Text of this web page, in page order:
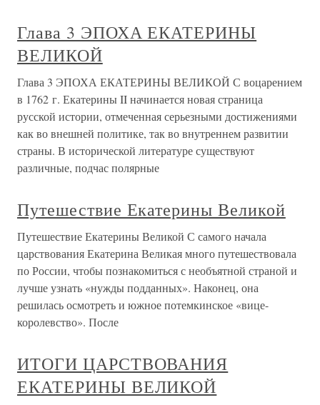
Глава 3 ЭПОХА ЕКАТЕРИНЫ
ВЕЛИКОЙ
Глава 3 ЭПОХА ЕКАТЕРИНЫ ВЕЛИКОЙ С воцарением
в 1762 г. Екатерины II начинается новая страница
русской истории, отмеченная серьезными достижениями
как во внешней политике, так во внутреннем развитии
страны. В исторической литературе существуют
различные, подчас полярные
Путешествие Екатерины Великой
Путешествие Екатерины Великой С самого начала
царствования Екатерина Великая много путешествовала
по России, чтобы познакомиться с необъятной страной и
лучше узнать «нужды подданных». Наконец, она
решилась осмотреть и южное потемкинское «вице-
королевство». После
ИТОГИ ЦАРСТВОВАНИЯ
ЕКАТЕРИНЫ ВЕЛИКОЙ